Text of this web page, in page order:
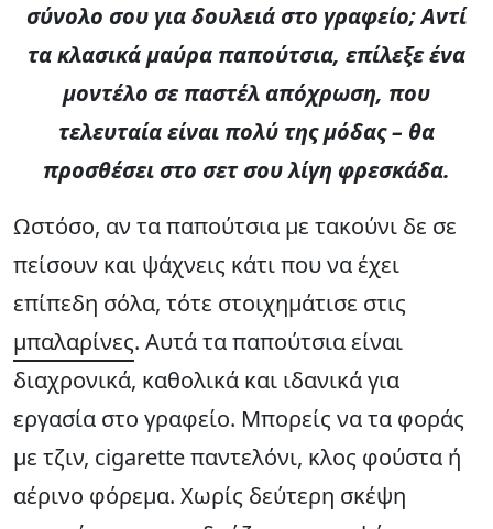
σύνολο σου για δουλειά στο γραφείο; Αντί
τα κλασικά μαύρα παπούτσια, επίλεξε ένα
μοντέλο σε παστέλ απόχρωση, που
τελευταία είναι πολύ της μόδας – θα
προσθέσει στο σετ σου λίγη φρεσκάδα.
Ωστόσο, αν τα παπούτσια με τακούνι δε σε
πείσουν και ψάχνεις κάτι που να έχει
επίπεδη σόλα, τότε στοιχημάτισε στις
μπαλαρίνες. Αυτά τα παπούτσια είναι
διαχρονικά, καθολικά και ιδανικά για
εργασία στο γραφείο. Μπορείς να τα φοράς
με τζιν, cigarette παντελόνι, κλος φούστα ή
αέρινο φόρεμα. Χωρίς δεύτερη σκέψη